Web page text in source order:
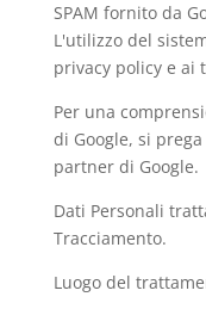
SPAM fornito da
L'utilizzo del
privacy policye ai
Per una
di Google, si
partner di Google.
Dati Personali
Tracciamento.
Luogo del